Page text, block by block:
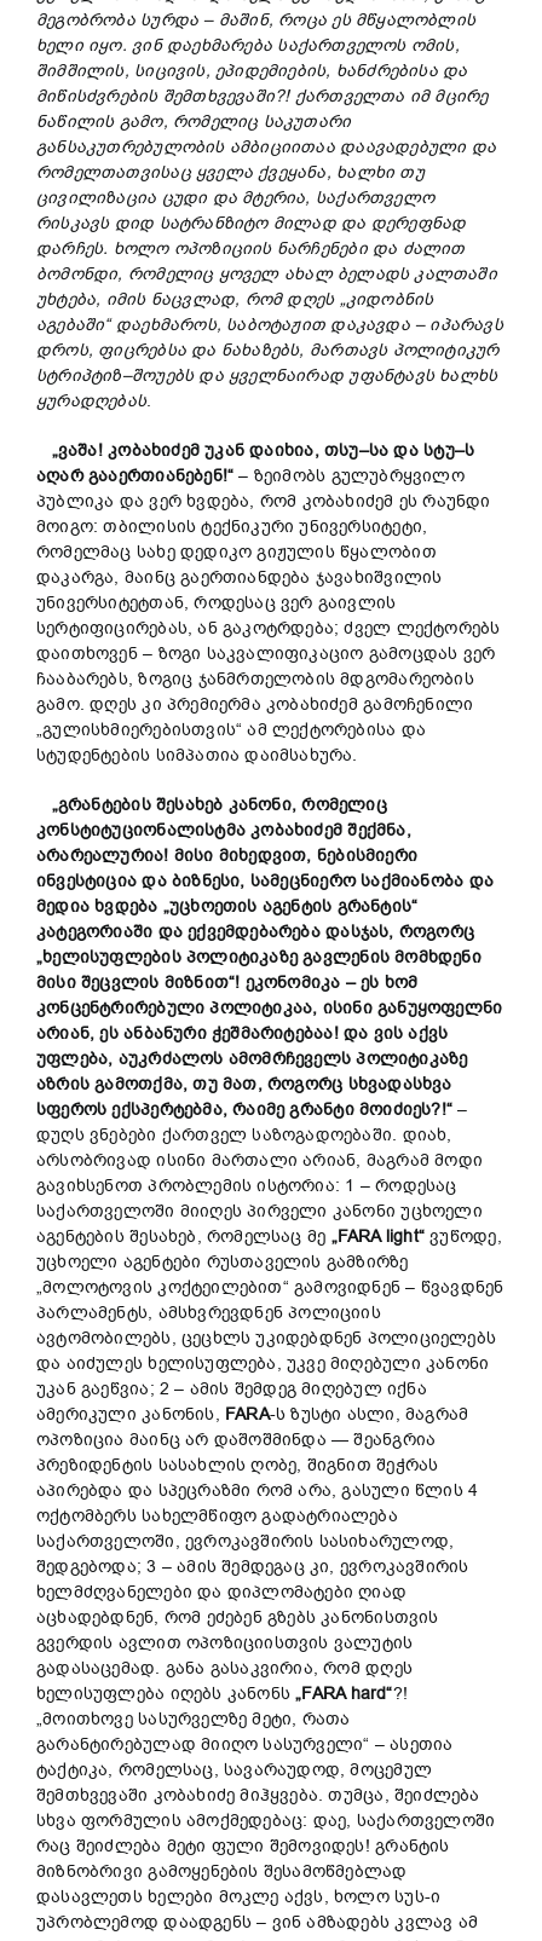
მეგობრობა სურდა – მაშინ, როცა ეს მწყალობლის
ხელი იყო.ვინ დაეხმარება საქართველოს ომის,
შიმშილის, სიცივის, ეპიდემიების, ხანძრებისა და
მიწისძვრების შემთხვევაში?!ქართველთა იმ მცირე
ნაწილის გამო, რომელიც საკუთარი
განსაკუთრებულობის ამბიციითაა დაავადებული და
რომელთათვისაც ყველა ქვეყანა, ხალხი თუ
ცივილიზაცია ცუდი და მტერია, საქართველო
რისკავს დიდ სატრანზიტო მილად და დერეფნად
დარჩეს. ხოლო ოპოზიციის ნარჩენები და ძალით
ბომონდი, რომელიც ყოველ ახალ ბელადს კალთაში
უხტება, იმის ნაცვლად, რომ დღეს„კიდობნის
აგებაში“ დაეხმაროს, საბოტაჟით დაკავდა– იპარავს
დროს, ფიცრებსა და ნახაზებს, მართავს პოლიტიკურ
სტრიპტიზ–შოუებს და ყველნაირად უფანტავს ხალხს
ყურადღებას.
„ვაშა!კობახიძემ უკან დაიხია, თსუ–სა და სტუ–ს
აღარ გააერთიანებენ!“ – ზეიმობს გულუბრყვილო
პუბლიკა და ვერ ხვდება, რომ კობახიძემ ეს რაუნდი
მოიგო: თბილისის ტექნიკური უნივერსიტეტი,
რომელმაც სახე დედიკო გიჟულის წყალობით
დაკარგა, მაინც გაერთიანდება ჯავახიშვილის
უნივერსიტეტთან, როდესაც ვერ გაივლის
სერტიფიცირებას, ან გაკოტრდება; ძველ ლექტორებს
დაითხოვენ – ზოგი საკვალიფიკაციო გამოცდას ვერ
ჩააბარებს, ზოგიც ჯანმრთელობის მდგომარეობის
გამო. დღეს კი პრემიერმა კობახიძემ გამოჩენილი
„გულისხმიერებისთვის“ ამ ლექტორებისა და
სტუდენტების სიმპათია დაიმსახურა.
„გრანტების შესახებ კანონი,რომელიც
კონსტიტუციონალისტმა კობახიძემ შექმნა,
არარეალურია! მისი მიხედვით, ნებისმიერი
ინვესტიცია და ბიზნესი, სამეცნიერო საქმიანობა და
მედია ხვდება „უცხოეთის აგენტის გრანტის“
კატეგორიაში და ექვემდებარება დასჯას, როგორც
„ხელისუფლების პოლიტიკაზე გავლენის მომხდენი
მისი შეცვლის მიზნით“! ეკონომიკა –ეს ხომ
კონცენტრირებული პოლიტიკაა, ისინი განუყოფელნი
არიან,ეს ანბანური ჭეშმარიტებაა! და ვის აქვს
უფლება, აუკრძალოს ამომრჩეველს პოლიტიკაზე
აზრის გამოთქმა,თუ მათ,როგორც სხვადასხვა
სფეროს ექსპერტებმა,რაიმე გრანტი მოიძიეს?!“ –
დუღს ვნებები ქართველ საზოგადოებაში. დიახ,
არსობრივად ისინი მართალი არიან, მაგრამ მოდი
გავიხსენოთ პრობლემის ისტორია: 1 – როდესაც
საქართველოში მიიღეს პირველი კანონი უცხოელი
აგენტების შესახებ, რომელსაც მე „FARA light“ ვუწოდე,
უცხოელი აგენტები რუსთაველის გამზირზე
„მოლოტოვის კოქტეილებით“ გამოვიდნენ – წვავდნენ
პარლამენტს, ამსხვრევდნენ პოლიციის
ავტომობილებს, ცეცხლს უკიდებდნენ პოლიციელებს
და აიძულეს ხელისუფლება, უკვე მიღებული კანონი
უკან გაეწვია; 2 – ამის შემდეგ მიღებულ იქნა
ამერიკული კანონის, FARA-ს ზუსტი ასლი, მაგრამ
ოპოზიცია მაინც არ დაშოშმინდა — შეანგრია
პრეზიდენტის სასახლის ღობე, შიგნით შეჭრას
აპირებდა და სპეცრაზმი რომ არა, გასული წლის 4
ოქტომბერს სახელმწიფო გადატრიალება
საქართველოში, ევროკავშირის სასიხარულოდ,
შედგებოდა; 3 – ამის შემდეგაც კი, ევროკავშირის
ხელმძღვანელები და დიპლომატები ღიად
აცხადებდნენ, რომ ეძებენ გზებს კანონისთვის
გვერდის ავლით ოპოზიციისთვის ვალუტის
გადასაცემად. განა გასაკვირია, რომ დღეს
ხელისუფლება იღებს კანონს„FARA hard“?!
„მოითხოვე სასურველზე მეტი, რათა
გარანტირებულად მიიღო სასურველი“ – ასეთია
ტაქტიკა, რომელსაც, სავარაუდოდ, მოცემულ
შემთხვევაში კობახიძე მიჰყვება. თუმცა, შეიძლება
სხვა ფორმულის ამოქმედებაც: დაე, საქართველოში
რაც შეიძლება მეტი ფული შემოვიდეს! გრანტის
მიზნობრივი გამოყენების შესამოწმებლად
დასავლეთს ხელები მოკლე აქვს, ხოლო სუს-ი
უპრობლემოდ დაადგენს – ვინ ამზადებს კვლავ ამ